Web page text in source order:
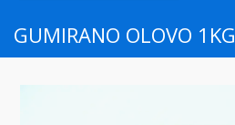
GUMIRANO OLOVO 1KG